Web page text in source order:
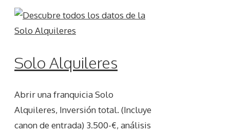
Solo Alquileres
Abrir una franquicia Solo
Alquileres, Inversión total. (Incluye
canon de entrada) 3.500-€, análisis